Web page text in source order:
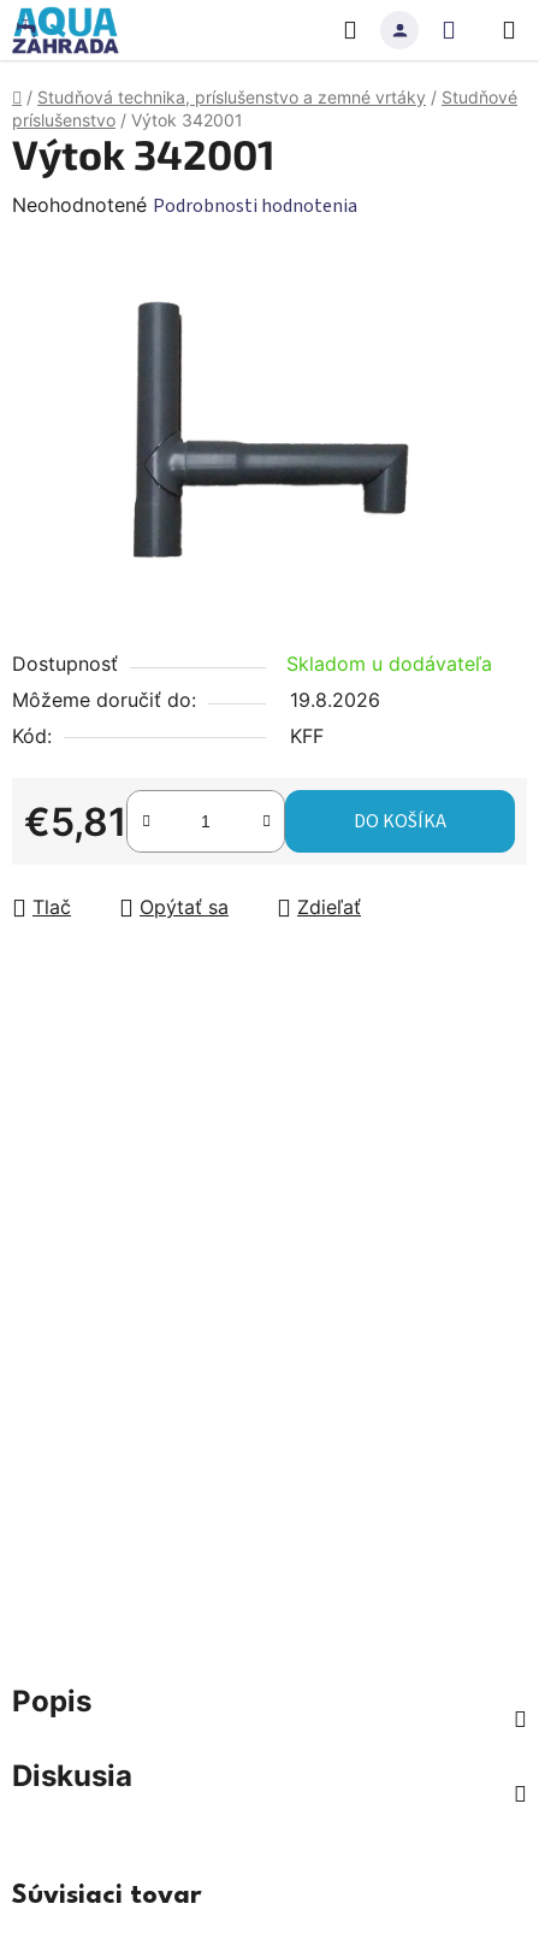
Prejsť
na
obsah
Hľadať
KOŠÍK
Domov
/ Studňová technika, príslušenstvo a zemné vrtáky / Studňové
príslušenstvo / Výtok 342001
Dostupnosť
Skladom u dodávateľa
Môžeme doručiť do:
19.8.2026
Kód:
KFF
€5,81
Jednotková cena:
DO KOŠÍKA
Tlač Opýtať sa Zdieľať
Výtok 342001
Priemerné
Neohodnotené Podrobnosti hodnotenia
Popis
Diskusia
Súvisiaci tovar